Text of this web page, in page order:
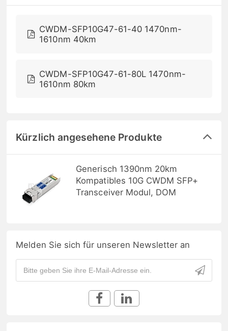
CWDM-SFP10G47-61-40 1470nm-
1610nm 40km
CWDM-SFP10G47-61-80L 1470nm-
1610nm 80km
Kürzlich angesehene Produkte
Generisch 1390nm 20km
Kompatibles 10G CWDM SFP+
Transceiver Modul, DOM
Melden Sie sich für unseren Newsletter an